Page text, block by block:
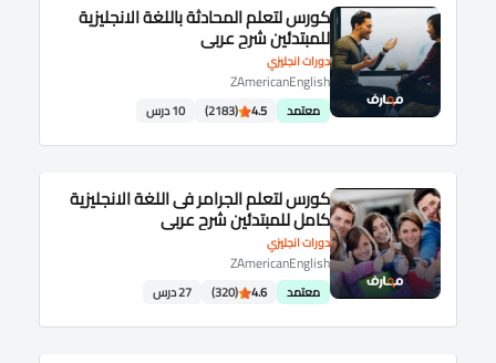
دورات انجليزي
كورس لتعلم المحادثة باللغة الانجليزية
للمبتدئين شرح عربى
ZAmericanEnglish
معتمد 4.5
(2183) 10 درس
دورات انجليزي
كورس لتعلم الجرامر فى اللغة الانجليزية
كامل للمبتدئين شرح عربى
ZAmericanEnglish
معتمد 4.6
(320) 27 درس